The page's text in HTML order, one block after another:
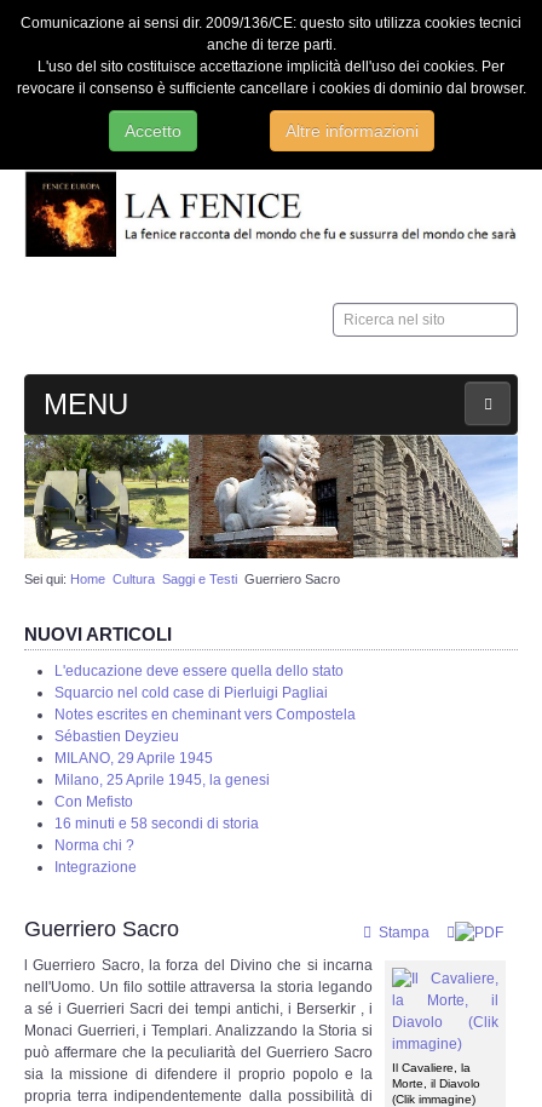
Comunicazione ai sensi dir. 2009/136/CE: questo sito utilizza cookies tecnici
anche di terze parti.
L'uso del sito costituisce accettazione implicità dell'uso dei cookies. Per
revocare il consenso è sufficiente cancellare i cookies di dominio dal browser.
Accetto Altre informazioni
Ricerca
nel
MENU
HOME
Contatti
Web Admin
Redazione
Eventi in programmazione
STORIA
Protostoria
Storia - La Reconquista
Storia Moderna
Sei qui: Home Cultura Saggi e Testi Guerriero Sacro
NUOVI ARTICOLI
L'educazione deve essere quella dello stato
Squarcio nel cold case di Pierluigi Pagliai
Notes escrites en cheminant vers Compostela
Sébastien Deyzieu
MILANO, 29 Aprile 1945
Milano, 25 Aprile 1945, la genesi
Con Mefisto
16 minuti e 58 secondi di storia
Norma chi ?
Integrazione
Stampa
Guerriero Sacro
Il Cavaliere, la
Morte, il Diavolo
(Clik immagine)
l Guerriero Sacro, la forza del Divino che si incarna
nell'Uomo. Un filo sottile attraversa la storia legando
a sé i Guerrieri Sacri dei tempi antichi, i Berserkir , i
Monaci Guerrieri, i Templari. Analizzando la Storia si
può affermare che la peculiarità del Guerriero Sacro
sia la missione di difendere il proprio popolo e la
propria terra indipendentemente dalla possibilità di